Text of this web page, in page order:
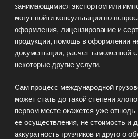
занимающимися экспортом или
могут войти консультации по
оформления, лицензирование и
продукции, помощь в оформлении
документации, расчет таможенной
некоторые другие услуги.
Сам процесс международной
может стать до такой степени
первом месте окажется уже отнюдь
ее осуществления, не стоимость и
аккуратность грузчиков и другого